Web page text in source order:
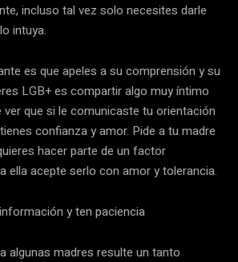
incluso tal vez solo necesites darle
intuya.
es que apeles a su comprensión y su
LGB+ es compartir algo muy íntimo
que si le comunicaste tu orientación
confianza y amor. Pide a tu madre
hacer parte de un factor
ella acepte serlo con amor y tolerancia.
y ten paciencia
algunas madres resulte un tanto